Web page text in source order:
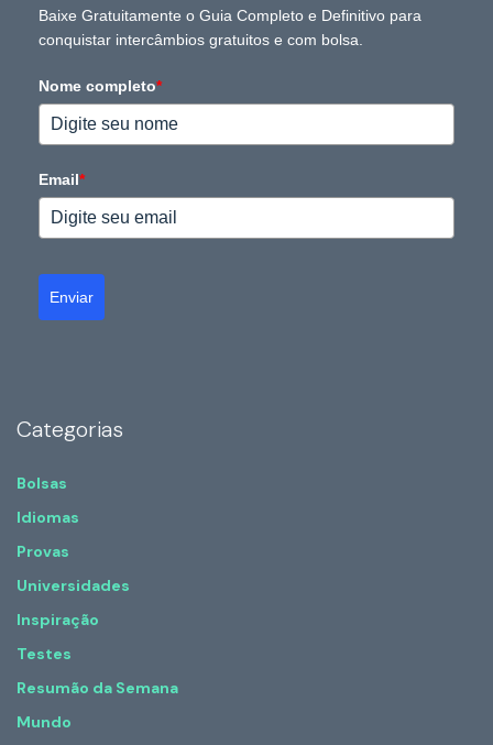
Baixe Gratuitamente o Guia Completo e Definitivo para
conquistar intercâmbios gratuitos e com bolsa.
Nome completo*
Email*
Enviar
Categorias
Bolsas
Idiomas
Provas
Universidades
Inspiração
Testes
Resumão da Semana
Mundo